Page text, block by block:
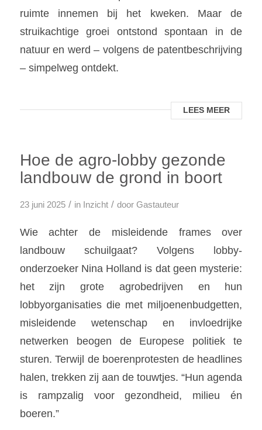
ruimte innemen bij het kweken. Maar de
struikachtige groei ontstond spontaan in de
natuur en werd – volgens de patentbeschrijving
– simpelweg ontdekt.
LEES MEER
Hoe de agro-lobby gezonde
landbouw de grond in boort
23 juni 2025 / in Inzicht / door Gastauteur
Wie achter de misleidende frames over
landbouw schuilgaat? Volgens lobby-
onderzoeker Nina Holland is dat geen mysterie:
het zijn grote agrobedrijven en hun
lobbyorganisaties die met miljoenenbudgetten,
misleidende wetenschap en invloedrijke
netwerken beogen de Europese politiek te
sturen. Terwijl de boerenprotesten de headlines
halen, trekken zij aan de touwtjes. “Hun agenda
is rampzalig voor gezondheid, milieu én
boeren.”